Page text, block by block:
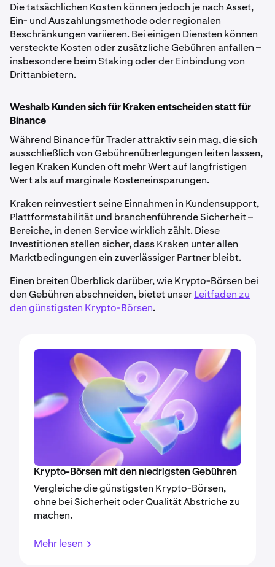
Die tatsächlichen Kosten können jedoch je nach Asset,
Ein- und Auszahlungsmethode oder regionalen
Beschränkungen variieren. Bei einigen Diensten können
versteckte Kosten oder zusätzliche Gebühren anfallen –
insbesondere beim Staking oder der Einbindung von
Drittanbietern.
Weshalb Kunden sich für Kraken entscheiden statt für
Binance
Während Binance für Trader attraktiv sein mag, die sich
ausschließlich von Gebührenüberlegungen leiten lassen,
legen Kraken Kunden oft mehr Wert auf langfristigen
Wert als auf marginale Kosteneinsparungen.
Kraken reinvestiert seine Einnahmen in Kundensupport,
Plattformstabilität und branchenführende Sicherheit –
Bereiche, in denen Service wirklich zählt. Diese
Investitionen stellen sicher, dass Kraken unter allen
Marktbedingungen ein zuverlässiger Partner bleibt.
Einen breiten Überblick darüber, wie Krypto-Börsen bei
den Gebühren abschneiden, bietet unserLeitfaden zu
den günstigsten Krypto-Börsen.
Krypto-Börsen mit den niedrigsten Gebühren
Vergleiche die günstigsten Krypto-Börsen,
ohne bei Sicherheit oder Qualität Abstriche zu
machen.
Mehr lesen